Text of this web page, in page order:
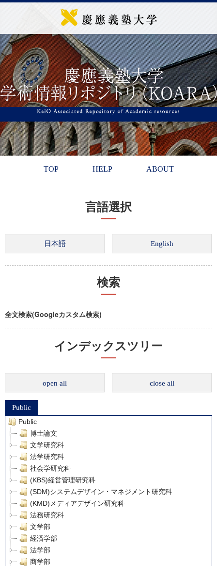
TOP HELP ABOUT
言語選択
検索
全文検索(Googleカスタム検索)
インデックスツリー
open all close all
Public
Public
博士論文
文学研究科
法学研究科
社会学研究科
(KBS)経営管理研究科
(SDM)システムデザイン・マネジメント研究科
(KMD)メディアデザイン研究科
法務研究科
文学部
経済学部
法学部
商学部